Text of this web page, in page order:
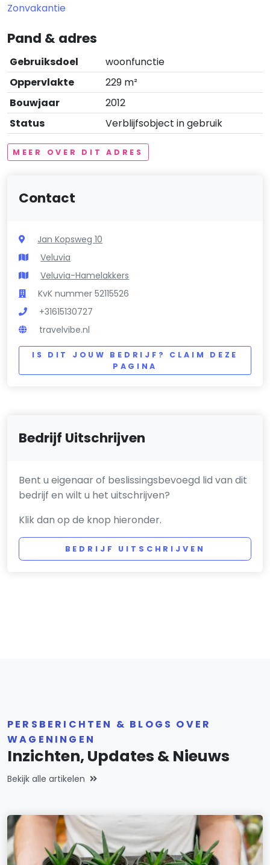
Zonvakantie
Pand & adres
Gebruiksdoel
woonfunctie
Oppervlakte
229 m²
Bouwjaar
2012
Status
Verblijfsobject in gebruik
MEER OVER DIT ADRES
Contact
Jan Kopsweg 10
Veluvia
Veluvia-Hamelakkers
KvK nummer 52115526
+31615130727
travelvibe.nl
IS DIT JOUW BEDRIJF? CLAIM DEZE
PAGINA
Bedrijf Uitschrijven
Bent u eigenaar of beslissingsbevoegd lid van dit
bedrijf en wilt u het uitschrijven?
Klik dan op de knop hieronder.
BEDRIJF UITSCHRIJVEN
PERSBERICHTEN & BLOGS OVER
WAGENINGEN
Inzichten, Updates & Nieuws
Bekijk alle artikelen